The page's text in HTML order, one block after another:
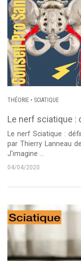
THÉORIE • SCIATIQUE
Le nerf sciatique :
Le nerf Sciatique :
par Thierry Lanneau
J'imagine ...
04/04/2020